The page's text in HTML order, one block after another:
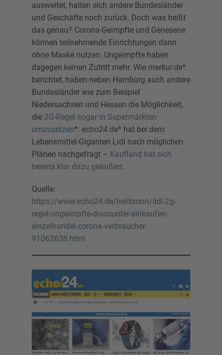
ausweitet, halten sich andere Bundesländer
und Geschäfte noch zurück. Doch was heißt
das genau? Corona-Geimpfte und Genesene
können teilnehmende Einrichtungen dann
ohne Maske nutzen. Ungeimpfte haben
dagegen keinen Zutritt mehr. Wie merkur.de*
berichtet, haben neben Hamburg auch andere
Bundesländer wie zum Beispiel
Niedersachsen und Hessen die Möglichkeit,
die 2G-Regel sogar in Supermärkten
umzusetzen*. echo24.de* hat bei dem
Lebensmittel-Giganten Lidl nach möglichen
Plänen nachgefragt – Kaufland hat sich
bereits klar dazu geäußert.
Quelle:
https://www.echo24.de/heilbronn/lidl-2g-
regel-ungeimpfte-discounter-einkaufen-
einzelhandel-corona-verbraucher-
91062638.html